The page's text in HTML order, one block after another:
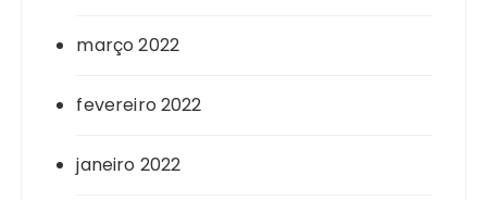
março 2022
fevereiro 2022
janeiro 2022